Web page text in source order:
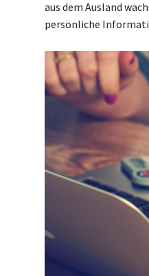
aus dem Ausland
persönliche